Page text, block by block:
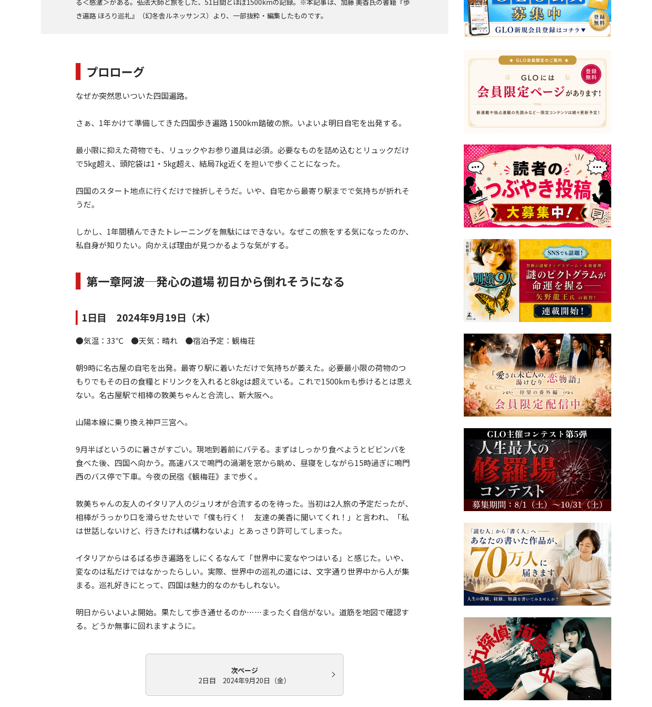
き遍路 ほろり巡礼』（幻冬舎ルネッサンス）より、一部抜粋・編集したものです。
プロローグ
なぜか突然思いついた四国遍路。
さぁ、1年かけて準備してきた四国歩き遍路‌ 1500km踏破の旅。いよいよ明日自宅を出発する。
最小限に抑えた荷物でも、リュックやお参り道具は必須。必要なものを詰め込むとリュックだけ
で5kg超え、頭陀袋は1・5kg超え、結局7kg近くを担いで歩くことになった。
四国のスタート地点に行くだけで挫折しそうだ。いや、自宅から最寄り駅までで気持ちが折れそ
うだ。
しかし、1年間積んできたトレーニングを無駄にはできない。なぜこの旅をする気になったのか、
私自身が知りたい。向かえば理由が見つかるような気がする。
第一章阿波─発心の道場 初日から倒れそうになる
1日目 2024年9月19日（木）
●気温：33℃ ●天気：晴れ ●宿泊予定：観梅荘
朝9時に名古屋の自宅を出発。最寄り駅に着いただけで気持ちが萎えた。必要最小限の荷物のつ
もりでもその日の食糧とドリンクを入れると8kgは超えている。これで1‌500kmも歩けるとは思え
ない。名古屋駅で相棒の敦美ちゃんと合流し、新大阪へ。
山陽本線に乗り換え神戸三宮へ。
9月半ばというのに暑さがすごい。現地到着前にバテる。まずはしっかり食べようとビビンバを
食べた後、四国へ向かう。高速バスで鳴門の渦潮を窓から眺め、昼寝をしながら15時過ぎに鳴門
西のバス停で下車。今夜の民宿《観梅荘》まで歩く。
敦美ちゃんの友人のイタリア人のジュリオが合流するのを待った。当初は2人旅の予定だったが、
相棒がうっかり口を滑らせたせいで「僕も行く！ 友達の美香に聞いてくれ！」と言われ、「私
は世話しないけど、行きたければ構わないよ」とあっさり許可してしまった。
イタリアからはるばる歩き遍路をしにくるなんて「世界中に変なやつはいる」と感じた。いや、
変なのは私だけではなかったらしい。実際、世界中の巡礼の道には、文字通り世界中から人が集
まる。巡礼好きにとって、四国は魅力的なのかもしれない。
明日からいよいよ開始。果たして歩き通せるのか……まったく自信がない。道筋を地図で確認す
る。どうか無事に回れますように。
次ページ
2日目 2024年9月20日（金）